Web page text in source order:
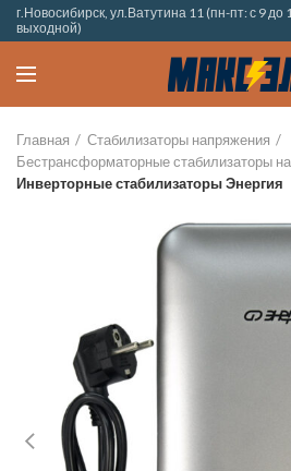
г.Новосибирск, ул.Ватутина 11 (пн-пт: с 9 до
выходной)
Главная
Стабилизаторы напряжения
Бестрансформаторные стабилизаторы
Инверторные стабилизаторы Энергия